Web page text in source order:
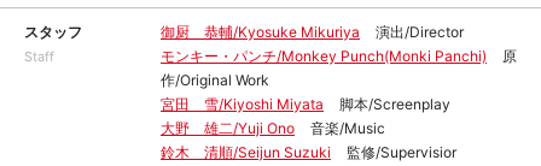
スタッフ
Staff
御厨 恭輔/Kyosuke Mikuriya
演出/Director
モンキー・パンチ/Monkey Punch(Monki Panchi)
原
作/Original Work
宮田 雪/Kiyoshi Miyata
脚本/Screenplay
大野 雄二/Yuji Ono
音楽/Music
鈴木 清順/Seijun Suzuki
監修/Supervisior